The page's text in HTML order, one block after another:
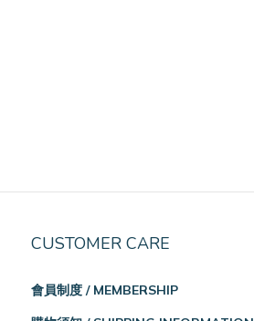
CUSTOMER CARE
會員制度 / MEMBERSHIP